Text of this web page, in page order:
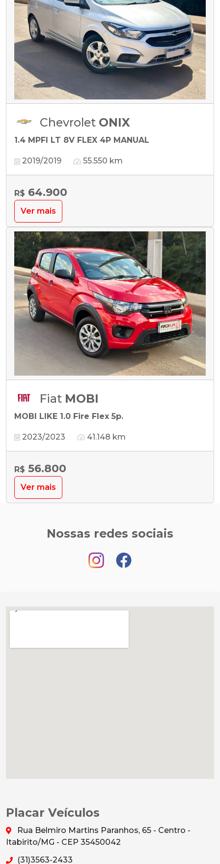
Chevrolet ONIX
1.4 MPFI LT 8V FLEX 4P MANUAL
2019/2019 55.550 km
R$ 64.900
Ver mais
Fiat MOBI
MOBI LIKE 1.0 Fire Flex 5p.
2023/2023 41.148 km
R$ 56.800
Ver mais
Nossas redes sociais
Placar Veículos
Rua Belmiro Martins Paranhos, 65 - Centro -
Itabirito/MG - CEP 35450042
(31)3563-2433